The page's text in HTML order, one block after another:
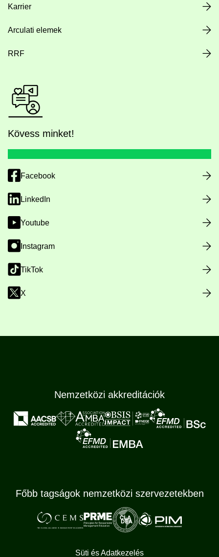
Karrier
Arculati elemek
RRF
Kövess minket!
Facebook
LinkedIn
Youtube
Instagram
TikTok
X
Nemzetközi akkreditációk
Főbb tagságok nemzetközi szervezetekben
Süti és Adatkezelés